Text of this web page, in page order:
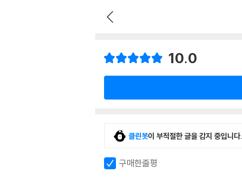
10.0
클린봇이 부적절한 글을 감지 중입니다.
구매한줄평